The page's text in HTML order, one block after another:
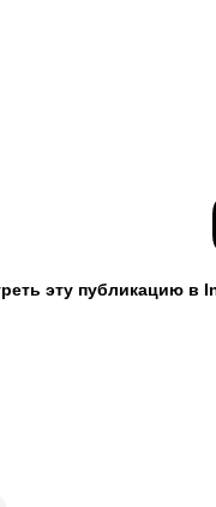
эту публикацию в